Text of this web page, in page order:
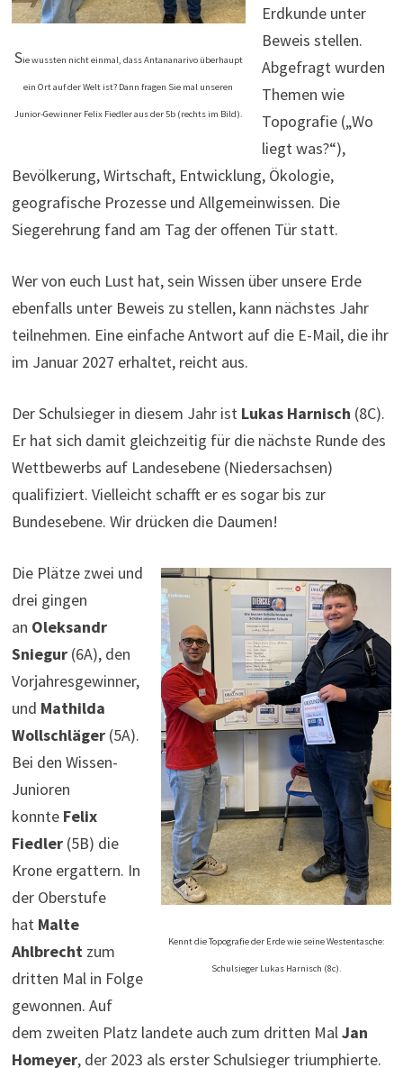
Sie wussten nicht einmal, dass Antananarivo überhaupt
ein Ort auf der Welt ist? Dann fragen Sie mal unseren
Junior-Gewinner Felix Fiedler aus der 5b (rechts im Bild).
Erdkunde unter
Beweis stellen.
Abgefragt wurden
Themen wie
Topografie („Wo
liegt was?“),
Bevölkerung, Wirtschaft, Entwicklung, Ökologie,
geografische Prozesse und Allgemeinwissen. Die
Siegerehrung fand am Tag der offenen Tür statt.
Wer von euch Lust hat, sein Wissen über unsere Erde
ebenfalls unter Beweis zu stellen, kann nächstes Jahr
teilnehmen. Eine einfache Antwort auf die E-Mail, die ihr
im Januar 2027 erhaltet, reicht aus.
Der Schulsieger in diesem Jahr ist Lukas Harnisch (8C).
Er hat sich damit gleichzeitig für die nächste Runde des
Wettbewerbs auf Landesebene (Niedersachsen)
qualifiziert. Vielleicht schafft er es sogar bis zur
Bundesebene. Wir drücken die Daumen!
Kennt die Topografie der Erde wie seine Westentasche:
Schulsieger Lukas Harnisch (8c).
Die Plätze zwei und
drei gingen
an Oleksandr
Sniegur(6A), den
Vorjahresgewinner,
und Mathilda
Wollschläger (5A).
Bei den Wissen-
Junioren
konnte Felix
Fiedler(5B) die
Krone ergattern. In
der Oberstufe
hat Malte
Ahlbrechtzum
dritten Mal in Folge
gewonnen. Auf
dem zweiten Platz landete auch zum dritten MalJan
Homeyer, der 2023 als erster Schulsieger triumphierte.